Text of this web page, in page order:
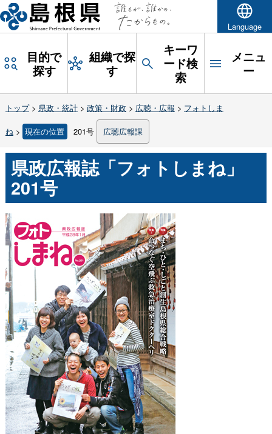
Language
目的で
探す
組織で探
す
キーワ
ード検
索
メニュ
ー
トップ> 県政・統計> 政策・財政 > 広聴・広報 > フォトしま
ね> 現在の位置 201号 広聴広報課
県政広報誌「フォトしまね」
201号